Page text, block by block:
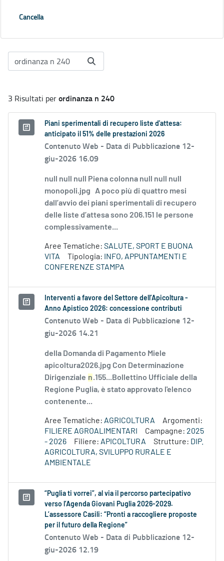
Cancella
3 Risultati perordinanza n 240
Piani sperimentali di recupero liste d'attesa:
anticipato il 51% delle prestazioni 2026
Contenuto Web - Data di Pubblicazione 12-
giu-2026 16.09
null null null Piena colonna null null null
monopoli.jpg A poco più di quattro mesi
dall’avvio dei piani sperimentali di recupero
delle liste d’attesa sono 206.151 le persone
complessivamente...
Aree Tematiche: SALUTE, SPORT E BUONA
VITA
Tipologia:
INFO, APPUNTAMENTI E
CONFERENZE STAMPA
Interventi a favore del Settore dell’Apicoltura -
Anno Apistico 2026: concessione contributi
Contenuto Web - Data di Pubblicazione 12-
giu-2026 14.21
della Domanda di Pagamento Miele
apicoltura2026.jpg Con Determinazione
Dirigenziale n.155...Bollettino Ufficiale della
Regione Puglia, è stato approvato l'elenco
contenente...
Aree Tematiche: AGRICOLTURA
Argomenti:
FILIERE AGROALIMENTARI
Campagne: 2025
- 2026
Filiere: APICOLTURA Strutture: DIP.
AGRICOLTURA, SVILUPPO RURALE E
AMBIENTALE
“Puglia ti vorrei”, al via il percorso partecipativo
verso l’Agenda Giovani Puglia 2026-2029.
L’assessore Casili: “Pronti a raccogliere proposte
per il futuro della Regione”
Contenuto Web - Data di Pubblicazione 12-
giu-2026 12.19